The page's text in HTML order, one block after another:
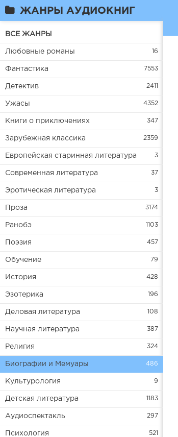
ЖАНРЫ АУДИОКНИГ
ВСЕ ЖАНРЫ
Любовные романы 16
Фантастика 7553
Детектив 2411
Ужасы 4352
Книги о приключениях 347
Зарубежная классика 2359
Европейская старинная литература 3
Современная литература 37
Эротическая литература 3
Проза 3174
Ранобэ 1103
Поэзия 457
Обучение 79
История 428
Эзотерика 196
Деловая литература 108
Научная литература 387
Религия 324
Биографии и Мемуары 486
Культурология 9
Детская литература 1183
Аудиоспектакль 297
Психология 521